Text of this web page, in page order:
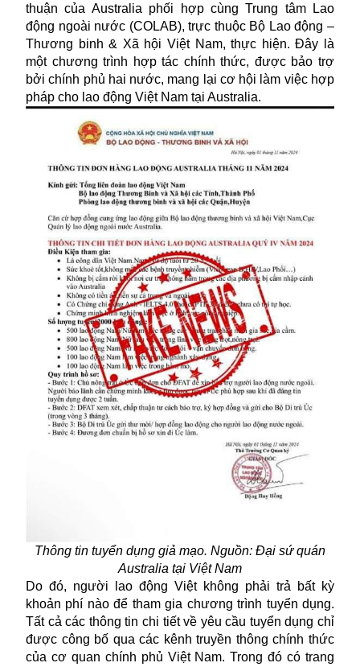
thuận của Australia phối hợp cùng Trung tâm Lao
động ngoài nước (COLAB), trực thuộc Bộ Lao động –
Thương binh & Xã hội Việt Nam, thực hiện. Đây là
một chương trình hợp tác chính thức, được bảo trợ
bởi chính phủ hai nước, mang lại cơ hội làm việc hợp
pháp cho lao động Việt Nam tại Australia.
Thông tin tuyển dụng giả mạo. Nguồn: Đại sứ quán
Australia tại Việt Nam
Do đó, người lao động Việt không phải trả bất kỳ
khoản phí nào để tham gia chương trình tuyển dụng.
Tất cả các thông tin chi tiết về yêu cầu tuyển dụng chỉ
được công bố qua các kênh truyền thông chính thức
của cơ quan chính phủ Việt Nam. Trong đó có trang